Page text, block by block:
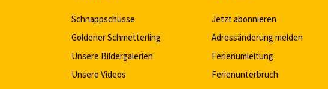
Schnappschüsse
Goldener Schmetterling
Unsere Bildergalerien
Unsere Videos
Jetzt abonnieren
Adressänderung melden
Ferienumleitung
Ferienunterbruch